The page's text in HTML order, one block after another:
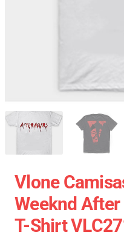
Vlone
Weeknd
T-Shirt